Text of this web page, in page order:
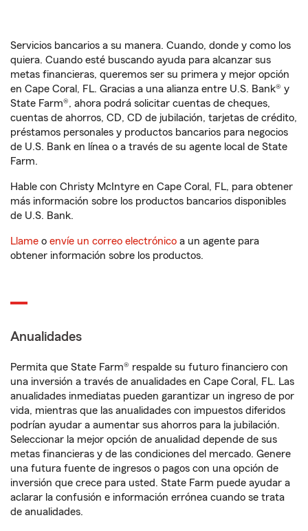
Servicios bancarios a su manera. Cuando, donde y como los
quiera. Cuando esté buscando ayuda para alcanzar sus
metas financieras, queremos ser su primera y mejor opción
en Cape Coral, FL. Gracias a una alianza entre U.S. Bank® y
State Farm®, ahora podrá solicitar cuentas de cheques,
cuentas de ahorros, CD, CD de jubilación, tarjetas de crédito,
préstamos personales y productos bancarios para negocios
de U.S. Bank en línea o a través de su agente local de State
Farm.
Hable con Christy McIntyre en Cape Coral, FL, para obtener
más información sobre los productos bancarios disponibles
de U.S. Bank.
Llame o envíe un correo electrónico a un agente para
obtener información sobre los productos.
Anualidades
Permita que State Farm® respalde su futuro financiero con
una inversión a través de anualidades en Cape Coral, FL. Las
anualidades inmediatas pueden garantizar un ingreso de por
vida, mientras que las anualidades con impuestos diferidos
podrían ayudar a aumentar sus ahorros para la jubilación.
Seleccionar la mejor opción de anualidad depende de sus
metas financieras y de las condiciones del mercado. Genere
una futura fuente de ingresos o pagos con una opción de
inversión que crece para usted. State Farm puede ayudar a
aclarar la confusión e información errónea cuando se trata
de anualidades.